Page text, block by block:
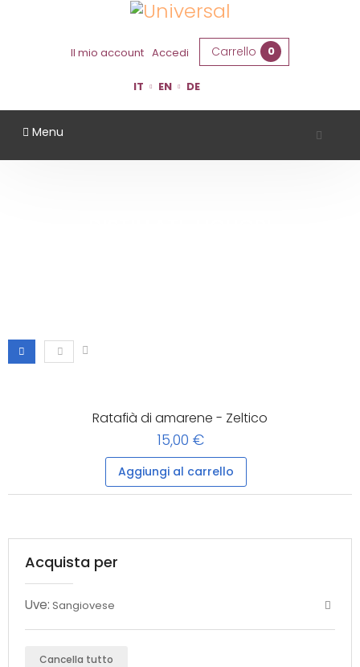
Il mio account Accedi Carrello 0
IT EN DE
Menu
Ratafià di amarene - Zeltico
15,00 €
Aggiungi al carrello
Acquista per
Uve: Sangiovese
Cancella tutto